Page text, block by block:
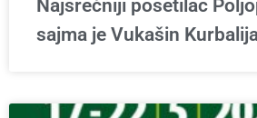
Najsrećniji posetilac
sajma je Vukašin